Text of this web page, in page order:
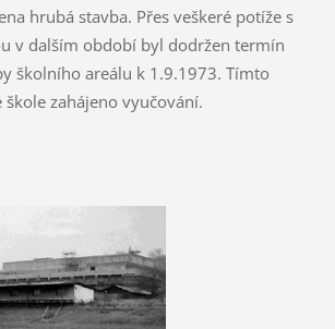
hrubá stavba. Přes veškeré potíže s
v dalším období byl dodržen termín
školního areálu k 1.9.1973. Tímto
zahájeno vyučování.